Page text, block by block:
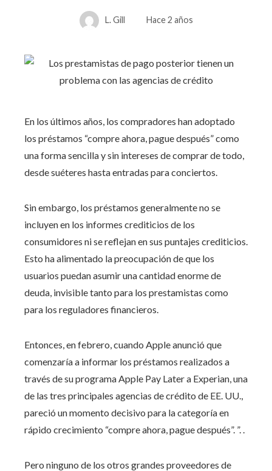
L. Gill Hace 2 años
En los últimos años, los compradores han adoptado
los préstamos “compre ahora, pague después” como
una forma sencilla y sin intereses de comprar de todo,
desde suéteres hasta entradas para conciertos.
Sin embargo, los préstamos generalmente no se
incluyen en los informes crediticios de los
consumidores ni se reflejan en sus puntajes crediticios.
Esto ha alimentado la preocupación de que los
usuarios puedan asumir una cantidad enorme de
deuda, invisible tanto para los prestamistas como
para los reguladores financieros.
Entonces, en febrero, cuando Apple anunció que
comenzaría a informar los préstamos realizados a
través de su programa Apple Pay Later a Experian, una
de las tres principales agencias de crédito de EE. UU.,
pareció un momento decisivo para la categoría en
rápido crecimiento “compre ahora, pague después”. ”. .
Pero ninguno de los otros grandes proveedores de